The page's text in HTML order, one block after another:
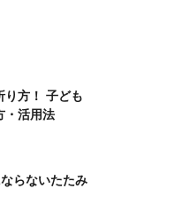
り方！ 子ども
・活用法
らないたたみ